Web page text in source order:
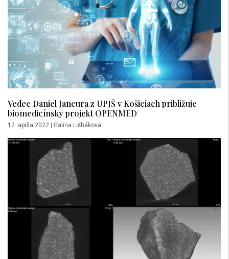
Vedec Daniel Jancura z UPJŠ v Košiciach približuje
biomedicínsky projekt OPENMED
12. apríla 2022 Galina Lišháková